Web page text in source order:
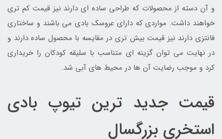
و آن دسته از محصولات که طراحی ساده ای دارند نیز قیمت کم تری
خواهند داشت. مواردی که دارای عروسک بادی می باشند و ساختاری
فانتزی دارند نیز قیمت بیش تری در مقایسه با محصول ساده دارند و
در نهایت می توان گزینه ای متناسب با سلیقه کودکان را خریداری
کرد و موجب رضایت آن ها در محیط های آبی شد.
قیمت جدید ترین تیوپ بادی
استخری بزرگسال